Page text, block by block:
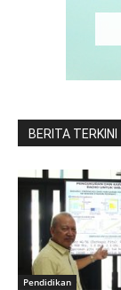
BERITA TERKINI
Pendidikan